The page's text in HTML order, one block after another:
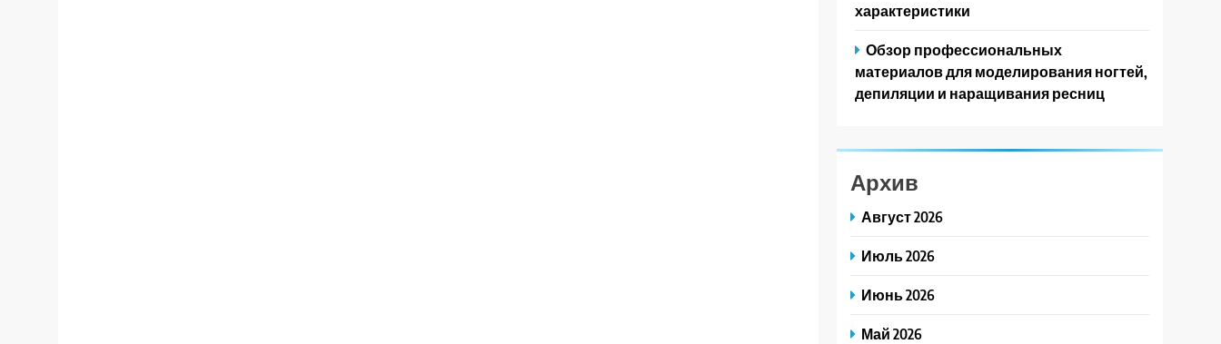
характеристики
Обзор профессиональных
материалов для моделирования ногтей,
депиляции и наращивания ресниц
Архив
Август 2026
Июль 2026
Июнь 2026
Май 2026